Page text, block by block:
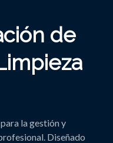
de
la gestión y
Diseñado